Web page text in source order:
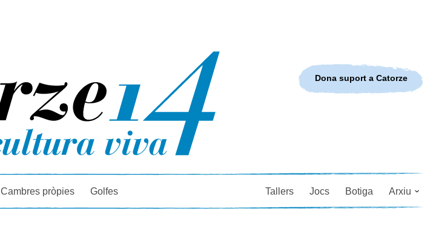
Cambres pròpies Golfes Tallers Jocs Botiga Arxiu
Dona suport a Catorze